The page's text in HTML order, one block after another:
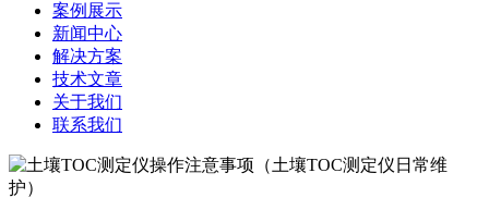
案例展示
新闻中心
解决方案
技术文章
关于我们
联系我们